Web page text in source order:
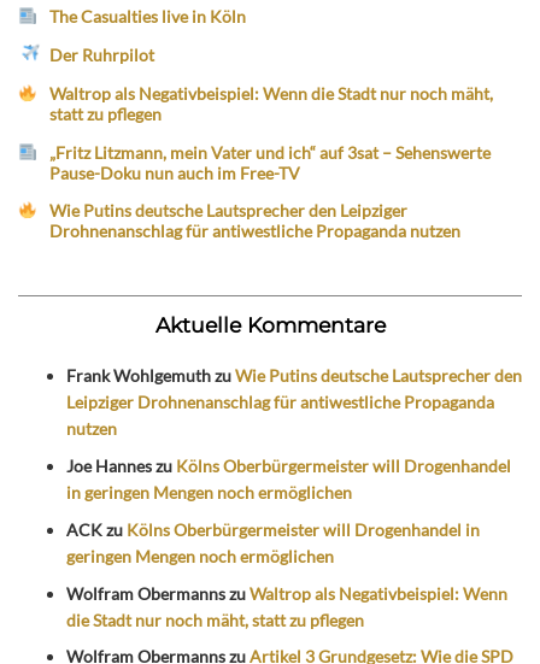
The Casualties live in Köln
Der Ruhrpilot
Waltrop als Negativbeispiel: Wenn die Stadt nur noch mäht,
statt zu pflegen
„Fritz Litzmann, mein Vater und ich“ auf 3sat – Sehenswerte
Pause-Doku nun auch im Free-TV
Wie Putins deutsche Lautsprecher den Leipziger
Drohnenanschlag für antiwestliche Propaganda nutzen
Aktuelle Kommentare
Frank WohlgemuthzuWie Putins deutsche Lautsprecher den
Leipziger Drohnenanschlag für antiwestliche Propaganda
nutzen
Joe Hanneszu Kölns Oberbürgermeister will Drogenhandel
in geringen Mengen noch ermöglichen
ACKzu Kölns Oberbürgermeister will Drogenhandel in
geringen Mengen noch ermöglichen
Wolfram ObermannszuWaltrop als Negativbeispiel: Wenn
die Stadt nur noch mäht, statt zu pflegen
Wolfram ObermannszuArtikel 3 Grundgesetz: Wie die SPD